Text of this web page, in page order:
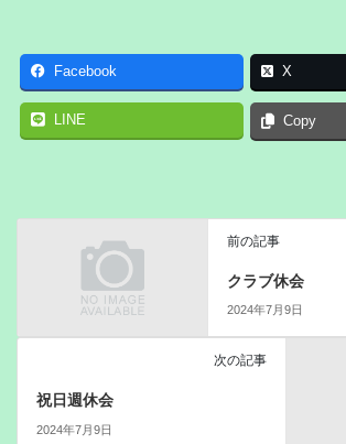
Facebook X
LINE Copy
前の記事
クラブ休会
2024年7月9日
次の記事
祝日週休会
2024年7月9日